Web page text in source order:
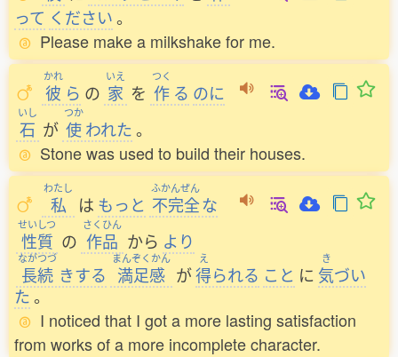
って ください。
Please make a milkshake for me.
かれ
彼 ら の
いえ
家 を
つく
作 る のに
いし
石 が
つか
使われた。
Stone was used to build their houses.
わたし
私 は もっと
ふかんぜん
不完全な
せいしつ
性質 の
さくひん
作品 から より
ながつづ
長続 きする
まんぞくかん
満足感 が
え
得られる こと に
き
気づい
た。
I noticed that I got a more lasting satisfaction
from works of a more incomplete character.